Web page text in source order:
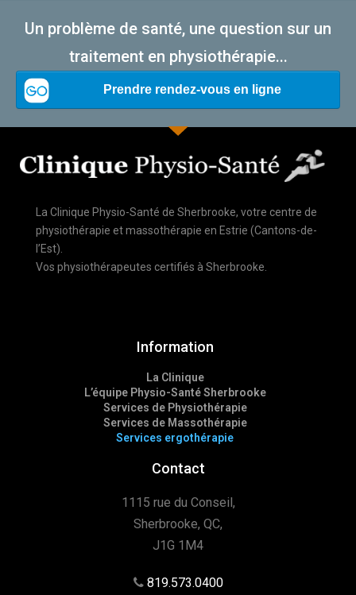
Un problème de santé, une question sur un
traitement en physiothérapie...
La Clinique Physio-Santé de Sherbrooke, votre centre de
physiothérapie et massothérapie en Estrie (Cantons-de-
l’Est).
Vos physiothérapeutes certifiés à Sherbrooke.
Information
La Clinique
L’équipe Physio-Santé Sherbrooke
Services de Physiothérapie
Services de Massothérapie
Services ergothérapie
Contact
1115 rue du Conseil,
Sherbrooke, QC,
J1G 1M4
819.573.0400